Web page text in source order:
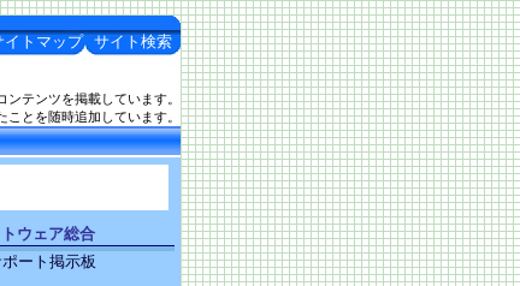
イトマップ サイト検索
テンツを掲載しています。
とを随時追加しています。
ウェア総合
ート掲示板